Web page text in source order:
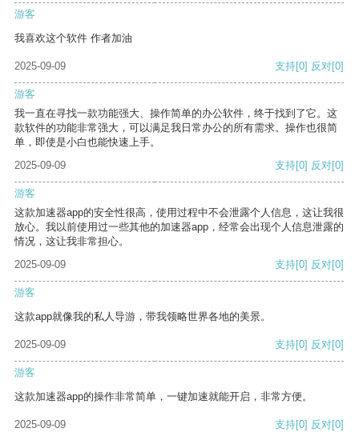
游客
我喜欢这个软件 作者加油
2025-09-09 支持[0] 反对[0]
游客
我一直在寻找一款功能强大、操作简单的办公软件，终于找到了它。这
款软件的功能非常强大，可以满足我日常办公的所有需求。操作也很简
单，即使是小白也能快速上手。
2025-09-09
支持[0] 反对[0]
游客
这款加速器app的安全性很高，使用过程中不会泄露个人信息，这让我很
放心。我以前使用过一些其他的加速器app，经常会出现个人信息泄露的
情况，这让我非常担心。
2025-09-09
支持[0] 反对[0]
游客
这款app就像我的私人导游，带我领略世界各地的美景。
2025-09-09 支持[0] 反对[0]
游客
这款加速器app的操作非常简单，一键加速就能开启，非常方便。
2025-09-09 支持[0] 反对[0]